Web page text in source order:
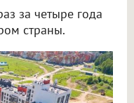
за четыре года
страны.